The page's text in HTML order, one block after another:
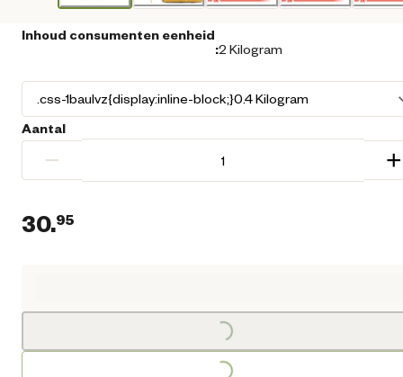
Inhoud consumenten eenheid
:2 Kilogram
Aantal
− +
30.95
Loading...
Loading...